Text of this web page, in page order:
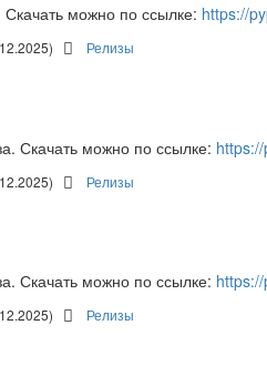
можно по ссылке: https://
Релизы
Скачать можно по ссылке:
Релизы
Скачать можно по ссылке:
Релизы